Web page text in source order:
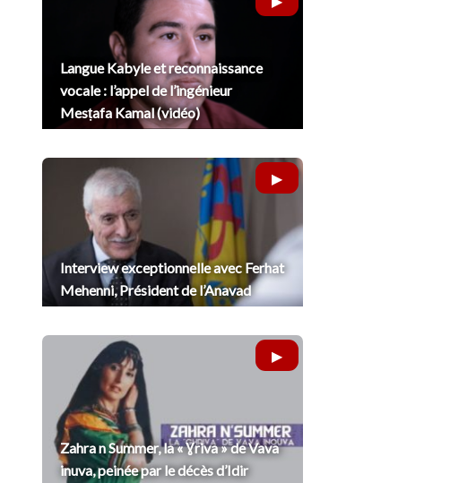
Langue Kabyle et reconnaissance
vocale : l’appel de l’ingénieur
Mesṭafa Kamal (vidéo)
Interview exceptionnelle avec Ferhat
Mehenni, Président de l’Anavad
Zahra n Summer, la « Ɣriva » de Vava
inuva, peinée par le décès d’Idir